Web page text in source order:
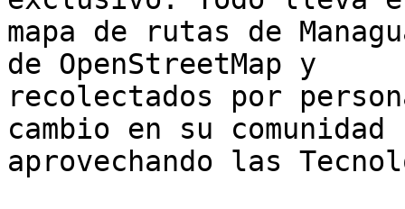
mapa de rutas de
de OpenStreetMap y
recolectados por
cambio en su comunidad
aprovechando las